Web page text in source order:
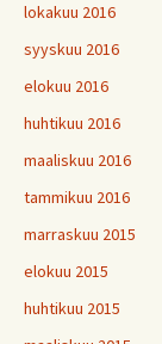
lokakuu 2016
syyskuu 2016
elokuu 2016
huhtikuu 2016
maaliskuu 2016
tammikuu 2016
marraskuu 2015
elokuu 2015
huhtikuu 2015